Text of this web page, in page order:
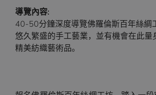
導覽內容:
40-50分鐘深度導覽佛羅倫斯百年絲綢
悠久繁盛的手工藝業，並有機會在此量
精美紡織藝術品。